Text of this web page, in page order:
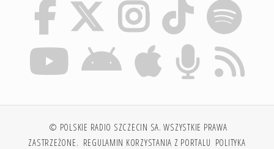
© POLSKIE RADIO SZCZECIN SA. WSZYSTKIE PRAWA
ZASTRZEŻONE. REGULAMIN KORZYSTANIA Z PORTALU POLITYKA